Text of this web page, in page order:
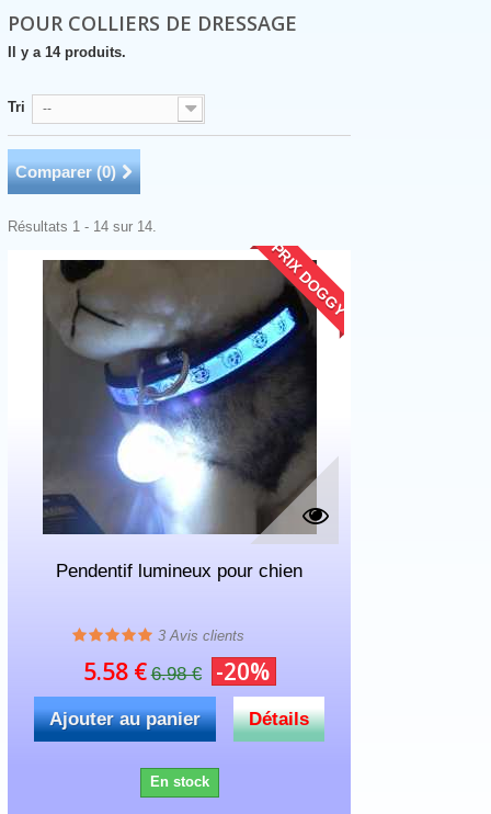
POUR COLLIERS DE DRESSAGE
Il y a 14 produits.
Tri --
Comparer (0)
Résultats 1 - 14 sur 14.
PRIX DOGGY
Pendentif lumineux pour chien
3 Avis clients
5.58 € 6.98 € -20%
Ajouter au panier Détails
En stock